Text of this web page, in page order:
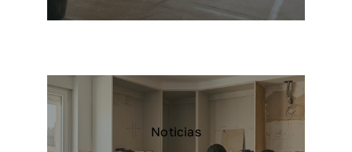
Madrid:
Noticias